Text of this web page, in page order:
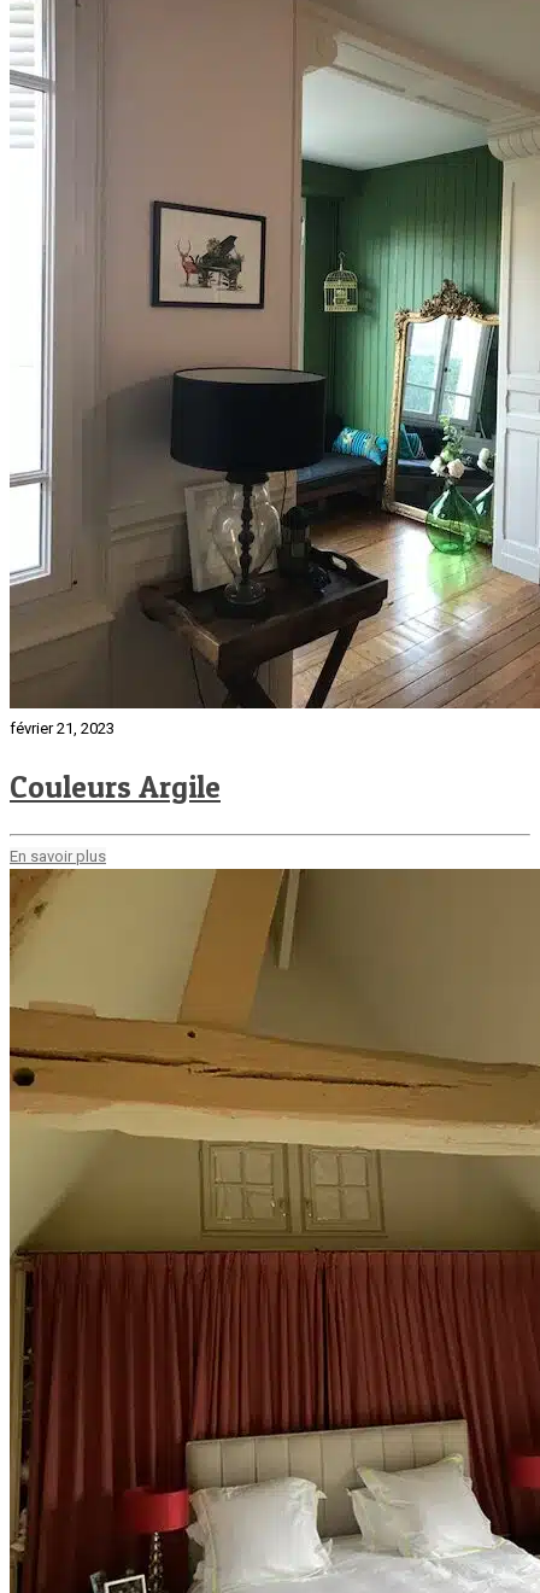
février 21, 2023
Couleurs Argile
En savoir plus